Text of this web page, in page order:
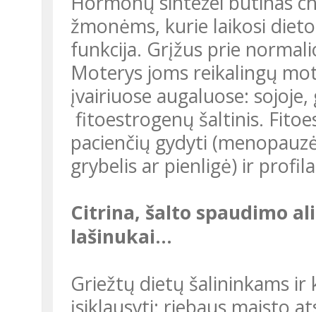
žmonėms, kurie laikosi
funkcija. Grįžus prie
Moterys joms reikalingų
įvairiuose augaluose:
fitoestrogenų šaltinis.
pacienčių gydyti
grybelis ar pienligė) ir
Citrina, šalto spaudimo aliejus, kiaušinis pusryčiams,
lašinukai...
Griežtų dietų šalininkams ir kūno dizaino fanatikams svarbu
įsiklausyti: riebaus maisto